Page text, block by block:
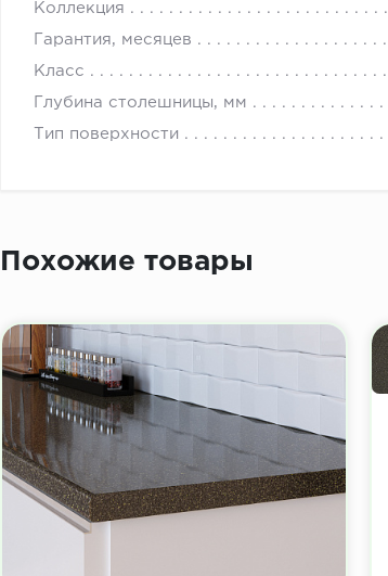
Коллекция
Гарантия, месяцев
Класс
Глубина столешницы, мм
Тип поверхности
Похожие товары